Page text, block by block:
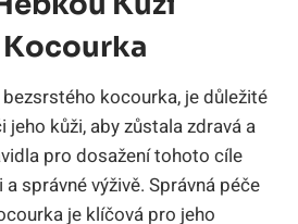
kocourka, je důležité
kůži, aby zůstala zdravá a
pro dosažení tohoto cíle
správné výživě. Správná péče
je klíčová pro jeho